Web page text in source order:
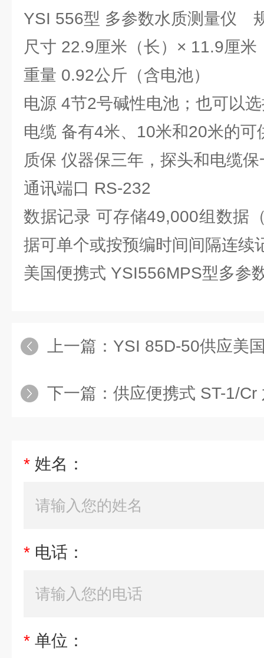
YSI 556型 多参数水质测量仪
尺寸 22.9厘米（长）× 11.9厘米
重量 0.92公斤（含电池）
电源 4节2号碱性电池；也可以
电缆 备有4米、10米和20米的可
质保 仪器保三年，探头和电缆保
通讯端口 RS-232
数据记录 可存储49,000组数据
据可单个或按预编时间间隔连续
美国便携式 YSI556MPS型多参
上一篇： YSI 85D-50供应美国YSI
下一篇： 供应便携式 ST-1/Cr
* 姓名：
* 电话：
* 单位：